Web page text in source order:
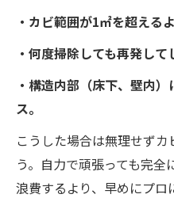
・カビ範囲が1㎡を超える
・何度掃除しても再発して
・構造内部（床下、壁内
ス。
こうした場合は無理せず
う。自力で頑張っても完
浪費するより、早めにプ